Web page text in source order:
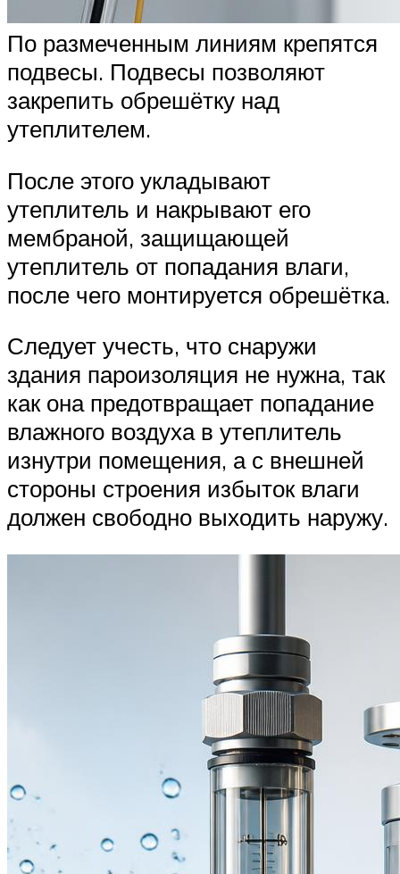
По размеченным линиям крепятся
подвесы. Подвесы позволяют
закрепить обрешётку над
утеплителем.
После этого укладывают
утеплитель и накрывают его
мембраной, защищающей
утеплитель от попадания влаги,
после чего монтируется обрешётка.
Следует учесть, что снаружи
здания пароизоляция не нужна, так
как она предотвращает попадание
влажного воздуха в утеплитель
изнутри помещения, а с внешней
стороны строения избыток влаги
должен свободно выходить наружу.